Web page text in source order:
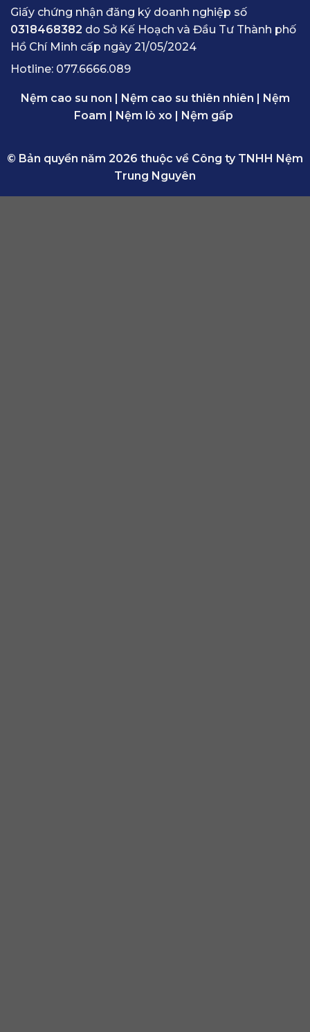
Giấy chứng nhận đăng ký doanh nghiệp số
0318468382 do Sở Kế Hoạch và Đầu Tư Thành phố
Hồ Chí Minh cấp ngày 21/05/2024
Hotline: 077.6666.089
Nệm cao su non Nệm cao su thiên nhiên
Nệm
Foam
Nệm lò xo Nệm gấp
© Bản quyền năm 2026 thuộc về Công ty TNHH Nệm
Trung Nguyên